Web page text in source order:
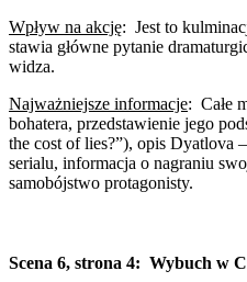
Wpływ na akcję: Jest to
stawia główne pytanie
widza.
Najważniejsze informacje: Całe
bohatera, przedstawienie jego
the cost of lies?”), opis Dyatlova
serialu, informacja o nagraniu
samobójstwo protagonisty.
Scena 6, strona 4: Wybuch w